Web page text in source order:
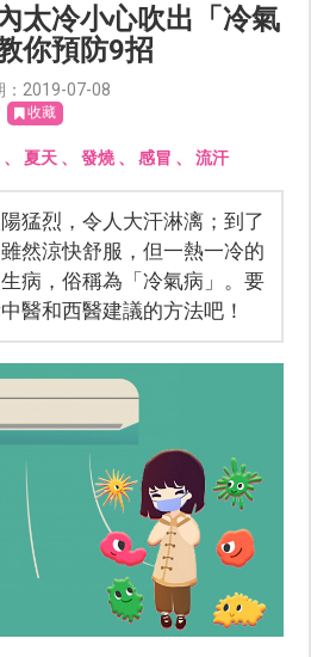
太冷小心吹出「冷氣
你預防9招
：2019-07-08
收藏
、 夏天、 發燒、 感冒 、 流汗
猛烈，令人大汗淋漓；到了
然涼快舒服，但一熱一冷的
病，俗稱為「冷氣病」。要
醫和西醫建議的方法吧！